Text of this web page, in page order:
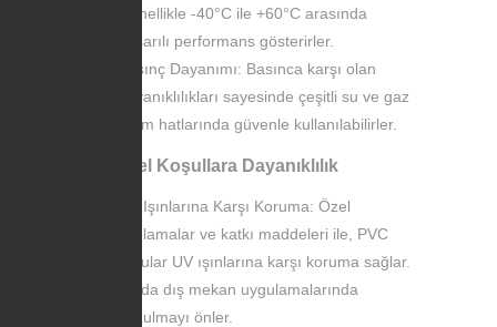
Genellikle -40°C ile +60°C arasında
başarılı performans gösterirler.
Basınç Dayanımı: Basınca karşı olan
dayanıklılıkları sayesinde çeşitli su ve gaz
iletim hatlarında güvenle kullanılabilirler.
Çevresel Koşullara Dayanıklılık
UV Işınlarına Karşı Koruma: Özel
kaplamalar ve katkı maddeleri ile, PVC
borular UV ışınlarına karşı koruma sağlar.
Bu da dış mekan uygulamalarında
bozulmayı önler.